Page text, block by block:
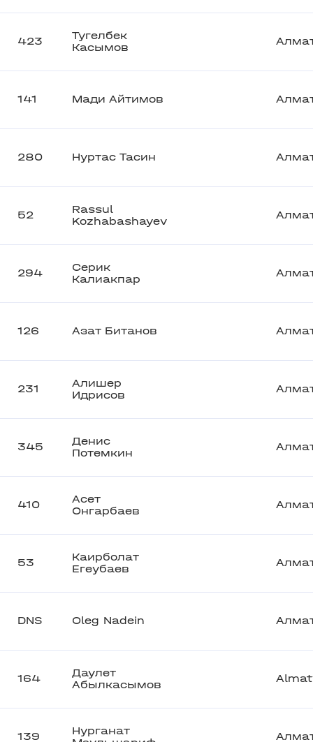
423
Тугелбек
Касымов
141 Мади Айтимов
280 Нуртас Тасин
52
Rassul
Kozhabashayev
294
Серик
Калиакпар
126 Азат Битанов
231
Алишер
Идрисов
345
Денис
Потемкин
410
Асет
Онгарбаев
53
Каирболат
Егеубаев
DNS Oleg Nadein
164
Даулет
Абылкасымов
139
Нурганат